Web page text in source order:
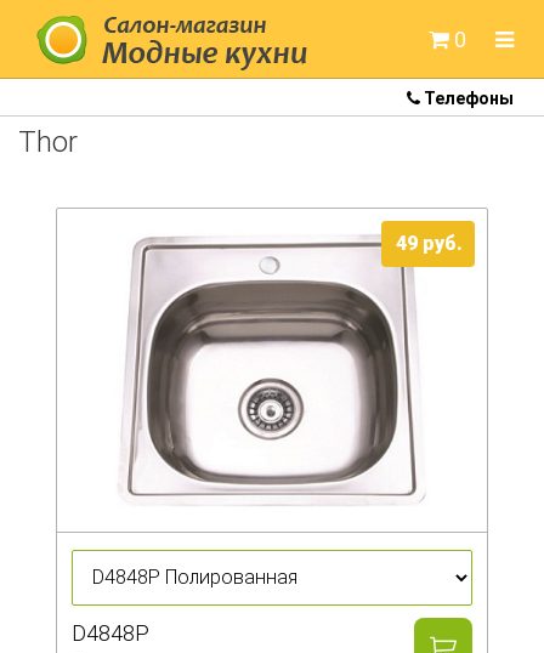
0
Телефоны
Кухни Colorita
Кухни Артем-мебель
Кухни Метрио
Кухни Модница
Кухни под заказ
Столы и стулья
Смесители
Thor
49 руб.
D4848P